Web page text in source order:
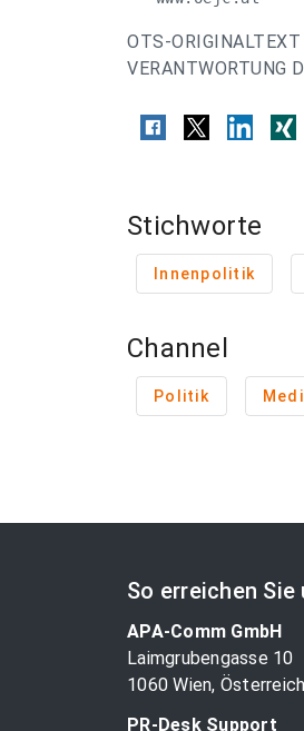
OTS-ORIGINALTEXT
VERANTWORTUNG
Stichworte
Innenpolitik
Channel
Politik
So erreichen Sie
APA-Comm GmbH
Laimgrubengasse 10
1060 Wien, Österreich
PR-Desk Support